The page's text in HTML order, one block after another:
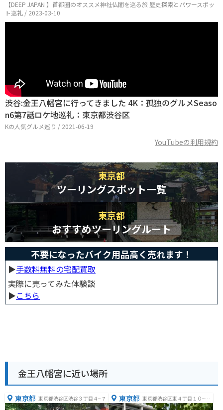
【DEEP JAPAN 】首都圏のオススメ神社仏閣を巡る旅 歴史探索とパワースポッ
ト巡礼 / 2023-03-10
渋谷:金王八幡宮に行ってきました 4K：孤独のグルメSeaso
n6第7話ロケ地巡礼：東京都渋谷区
Kの人気グルメ巡り / 2021-06-19
YouTubeの利用規約
東京都
ツーリングスポット一覧
東京都
おすすめツーリングルート
不要になったバイク用品高く売れます！
▶︎手数料無料の宅配買取
実際に売ってみた体験談
▶︎こちら
金王八幡宮に近い場所
東京都 東京都渋谷区渋谷３丁目４−７ 東京都 東京都渋谷区東４丁目１０−２
８